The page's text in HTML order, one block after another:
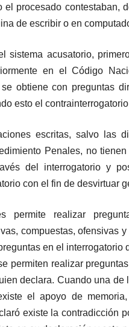
el procesado contestaban,
de escribir o en
sistema acusatorio,
en el Código
obtiene con preguntas
esto el
escritas, salvo las
Penales, no
del interrogatorio y
con el fin de desvirtuar
realizar
compuestas, ofensivas
en el interrogatorio
permiten realizar
declara. Cuando una de
el apoyo de
existe la contradicción